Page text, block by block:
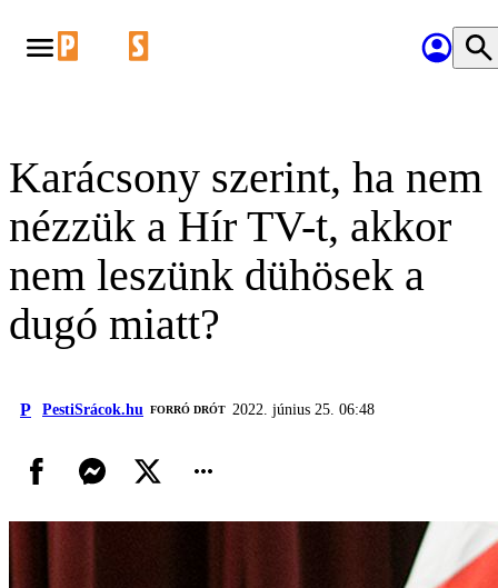
Karácsony szerint, ha nem
nézzük a Hír TV-t, akkor
nem leszünk dühösek a
dugó miatt?
P PestiSrácok.hu FORRÓ DRÓT 2022. június 25. 06:48